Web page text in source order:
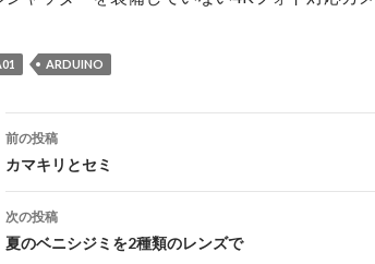
ARDUINO
投
稿
ナ
ビ
前の投稿
カマキリとセミ
次の投稿
夏のベニシジミを2種類のレンズで